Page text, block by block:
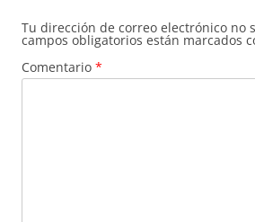
Tu dirección de correo electrónico no
campos obligatorios están marcados
Comentario *